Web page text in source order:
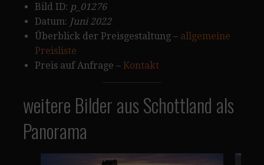
Bild ID: p_01276
Datum: Juni 2022
Überblick der Preisgestaltung – allgemeine
Preisliste
Preis auf Anfrage – Kontakt
weitere Bilder aus Schottland als
Panorama